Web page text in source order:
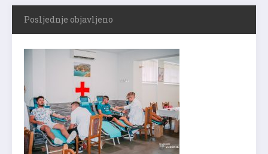
Posljednje objavljeno